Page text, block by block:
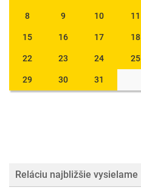
8 9 10 11
15 16 17 18
22 23 24 25
29 30 31
Reláciu najbližšie vysielame